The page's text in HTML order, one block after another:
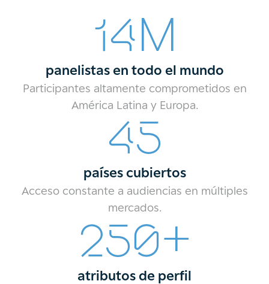
14M
panelistas en todo el mundo
Participantes altamente comprometidos en
América Latina y Europa.
45
países cubiertos
Acceso constante a audiencias en múltiples
mercados.
250+
atributos de perfil